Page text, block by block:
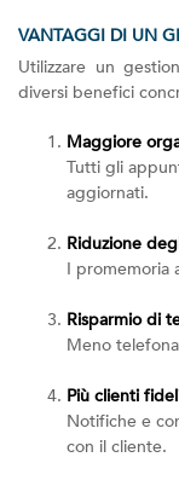
VANTAGGI DI UN
Utilizzare un
diversi benefici
Maggiore
Tutti gli
aggiornati.
Riduzione
I promemoria
Risparmio di
Meno
Più clienti
Notifiche e
con il cliente.